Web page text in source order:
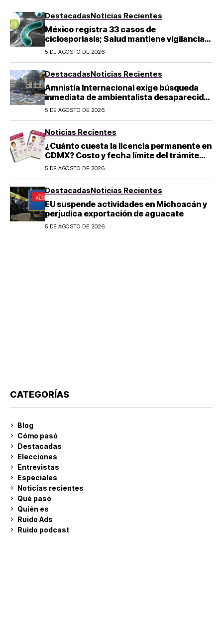
DestacadasNoticias Recientes
México registra 33 casos de
ciclosporiasis; Salud mantiene vigilancia
epidemiológica
5 DE AGOSTO DE 2026
DestacadasNoticias Recientes
Amnistía Internacional exige búsqueda
inmediata de ambientalista desaparecido
en Michoacán
5 DE AGOSTO DE 2026
Noticias Recientes
¿Cuánto cuesta la licencia permanente en
CDMX? Costo y fecha límite del trámite
2026
5 DE AGOSTO DE 2026
DestacadasNoticias Recientes
EU suspende actividades en Michoacán y
perjudica exportación de aguacate
5 DE AGOSTO DE 2026
CATEGORÍAS
Blog
Cómo pasó
Destacadas
Elecciones
Entrevistas
Especiales
Noticias recientes
Qué pasó
Quién es
Ruido Ads
Ruido podcast